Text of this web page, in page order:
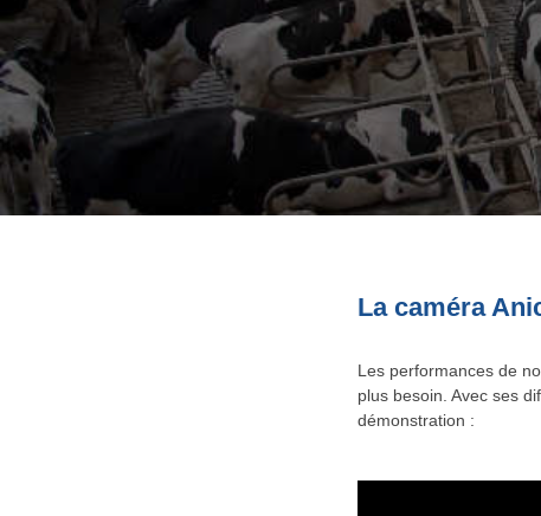
La caméra
Les performances de
plus besoin. Avec ses
démonstration :